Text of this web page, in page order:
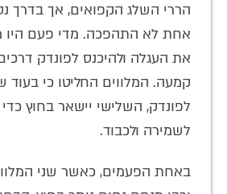
הררי השלג הקפואים, אך בדרך
אחת לא התהפכה. מדי פעם היו
את העגלה ולהיכנס לפונדק
קמעה. המלווים החליטו כי בעוד
לפונדק, השלישי יישאר בחוץ
לשמירה ולכבוד.
באחת הפעמים, כאשר שני